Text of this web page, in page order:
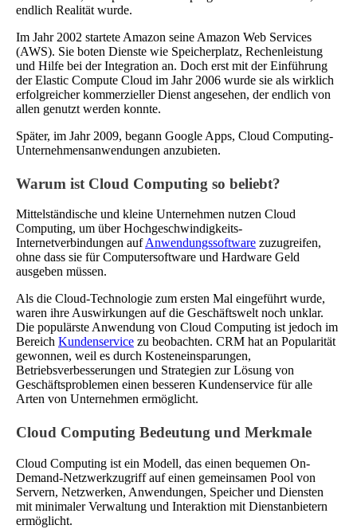
endlich Realität wurde.
Im Jahr 2002 startete Amazon seine Amazon Web Services
(AWS). Sie boten Dienste wie Speicherplatz, Rechenleistung
und Hilfe bei der Integration an. Doch erst mit der Einführung
der Elastic Compute Cloud im Jahr 2006 wurde sie als wirklich
erfolgreicher kommerzieller Dienst angesehen, der endlich von
allen genutzt werden konnte.
Später, im Jahr 2009, begann Google Apps, Cloud Computing-
Unternehmensanwendungen anzubieten.
Warum ist Cloud Computing so beliebt?
Mittelständische und kleine Unternehmen nutzen Cloud
Computing, um über Hochgeschwindigkeits-
Internetverbindungen aufAnwendungssoftware zuzugreifen,
ohne dass sie für Computersoftware und Hardware Geld
ausgeben müssen.
Als die Cloud-Technologie zum ersten Mal eingeführt wurde,
waren ihre Auswirkungen auf die Geschäftswelt noch unklar.
Die populärste Anwendung von Cloud Computing ist jedoch im
Bereich Kundenservice zu beobachten. CRM hat an Popularität
gewonnen, weil es durch Kosteneinsparungen,
Betriebsverbesserungen und Strategien zur Lösung von
Geschäftsproblemen einen besseren Kundenservice für alle
Arten von Unternehmen ermöglicht.
Cloud Computing Bedeutung und Merkmale
Cloud Computing ist ein Modell, das einen bequemen On-
Demand-Netzwerkzugriff auf einen gemeinsamen Pool von
Servern, Netzwerken, Anwendungen, Speicher und Diensten
mit minimaler Verwaltung und Interaktion mit Dienstanbietern
ermöglicht.